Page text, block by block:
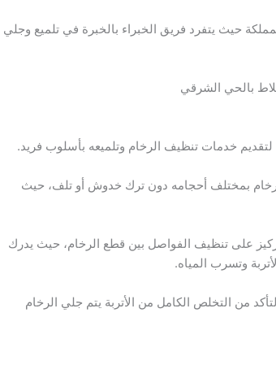
حيث يتفرد فريق الخبراء بالخبرة في تلميع وجلي
بالحي الشرقي
خدمات تنظيف الرخام وتلميعه بأسلوب فريد.
بمختلف أحجامه دون ترك خدوش أو تلف، حيث
على تنظيف الفواصل بين قطع الرخام، حيث يدرك
وتسرب المياه.
من التخلص الكامل من الأتربة يتم جلي الرخام